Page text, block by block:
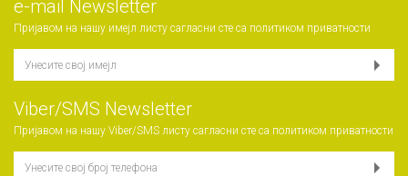
е-mail Newsletter
Пријавом на нашу имејл листу сагласни сте са политиком приватности
Viber/SMS Newsletter
Пријавом на нашу Viber/SMS листу сагласни сте са политиком приватности